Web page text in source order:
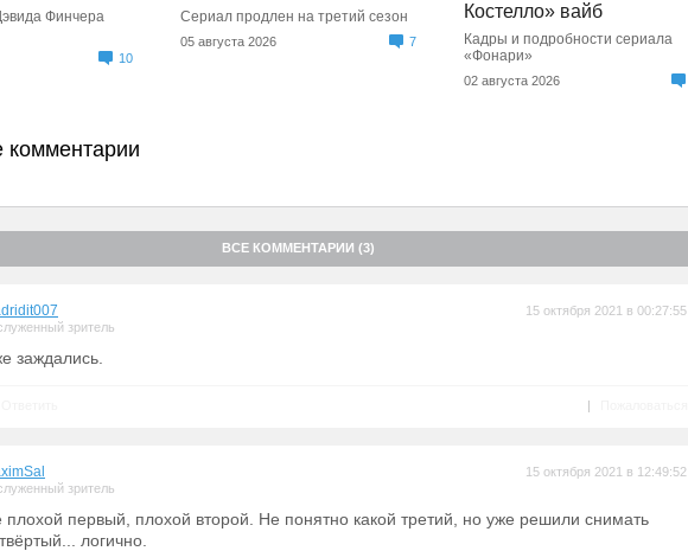
Финчера
10
Сериал продлен на третий сезон
05 августа 2026 7
Костелло» вайб
Кадры и подробности сериала
«Фонари»
02 августа 2026
комментарии
ВСЕ КОММЕНТАРИИ (3)
зритель
15 октября 2021 в 00:27:55
заждались.
|
зритель
15 октября 2021 в 12:49:52
плохой первый, плохой второй. Не понятно какой третий, но уже решили снимать
логично.